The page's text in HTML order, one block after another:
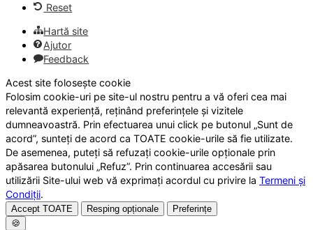
Reset
Hartă site
Ajutor
Feedback
Acest site folosește cookie
Folosim cookie-uri pe site-ul nostru pentru a vă oferi cea mai
relevantă experiență, reținând preferințele și vizitele
dumneavoastră. Prin efectuarea unui click pe butonul „Sunt de
acord”, sunteți de acord ca TOATE cookie-urile să fie utilizate.
De asemenea, puteți să refuzați cookie-urile opționale prin
apăsarea butonului „Refuz”. Prin continuarea accesării sau
utilizării Site-ului web vă exprimați acordul cu privire la Termeni și
Condiții.
Accept TOATE Resping opționale
Preferințe
🍪